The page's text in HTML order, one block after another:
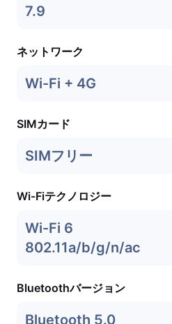
7.9
ネットワーク
Wi-Fi + 4G
SIMカード
SIMフリー
Wi-Fiテクノロジー
Wi-Fi 6
802.11a/b/g/n/ac
Bluetoothバージョン
Bluetooth 5.0